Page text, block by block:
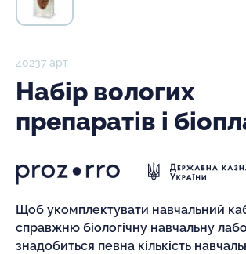
40237 арт
Набір вологих
препаратів і
Щоб укомплектувати навчальний
справжню біологічну навчальну
знадобиться певна кількість